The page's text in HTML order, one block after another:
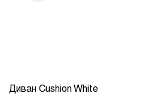
КОЛИЧЕСТВО 1
Диван Cushion White